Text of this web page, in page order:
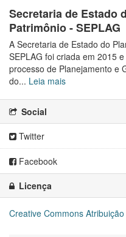
Secretaria de Estado
Patrimônio - SEPLAG
A Secretaria de Estado do
SEPLAG foi criada em 2015
processo de Planejamento e
do... Leia mais
Social
Twitter
Facebook
Licença
Creative Commons Atribuição